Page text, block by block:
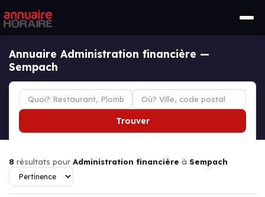
Annuaire Administration financière —
Sempach
Trouver
8 résultats pour Administration financière à Sempach